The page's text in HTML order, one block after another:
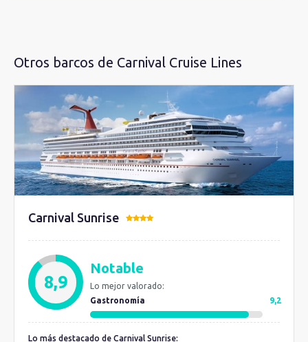
Otros barcos de Carnival Cruise Lines
Carnival Sunrise
8,9
Notable
Lo mejor valorado:
Gastronomía
9,2
Lo más destacado de Carnival Sunrise: